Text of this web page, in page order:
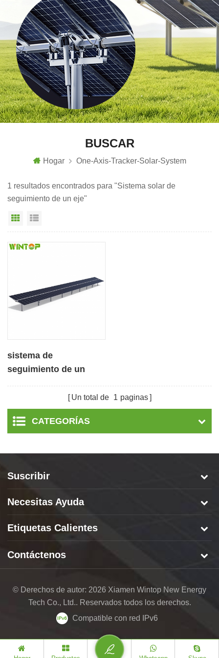
BUSCAR
Hogar One-Axis-Tracker-Solar-System
1 resultados encontrados para "Sistema solar de
seguimiento de un eje"
Vista en cuadrícula
sistema de
seguimiento de un
doble retrato de varias
unidades
Un total de 1 paginas
CATEGORÍAS
Suscribir
Necesitas Ayuda
Etiquetas Calientes
Contáctenos
© Derechos de autor: 2026 Xiamen Wintop New Energy
Tech Co., Ltd.. Reservados todos los derechos.
Compatible con red IPv6